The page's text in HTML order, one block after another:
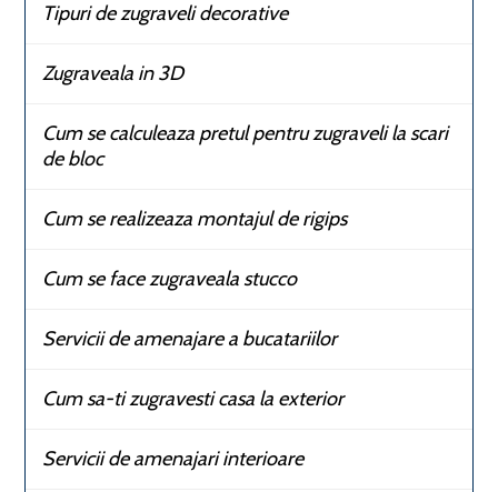
Tipuri de zugraveli decorative
Zugraveala in 3D
Cum se calculeaza pretul pentru zugraveli la scari
de bloc
Cum se realizeaza montajul de rigips
Cum se face zugraveala stucco
Servicii de amenajare a bucatariilor
Cum sa-ti zugravesti casa la exterior
Servicii de amenajari interioare